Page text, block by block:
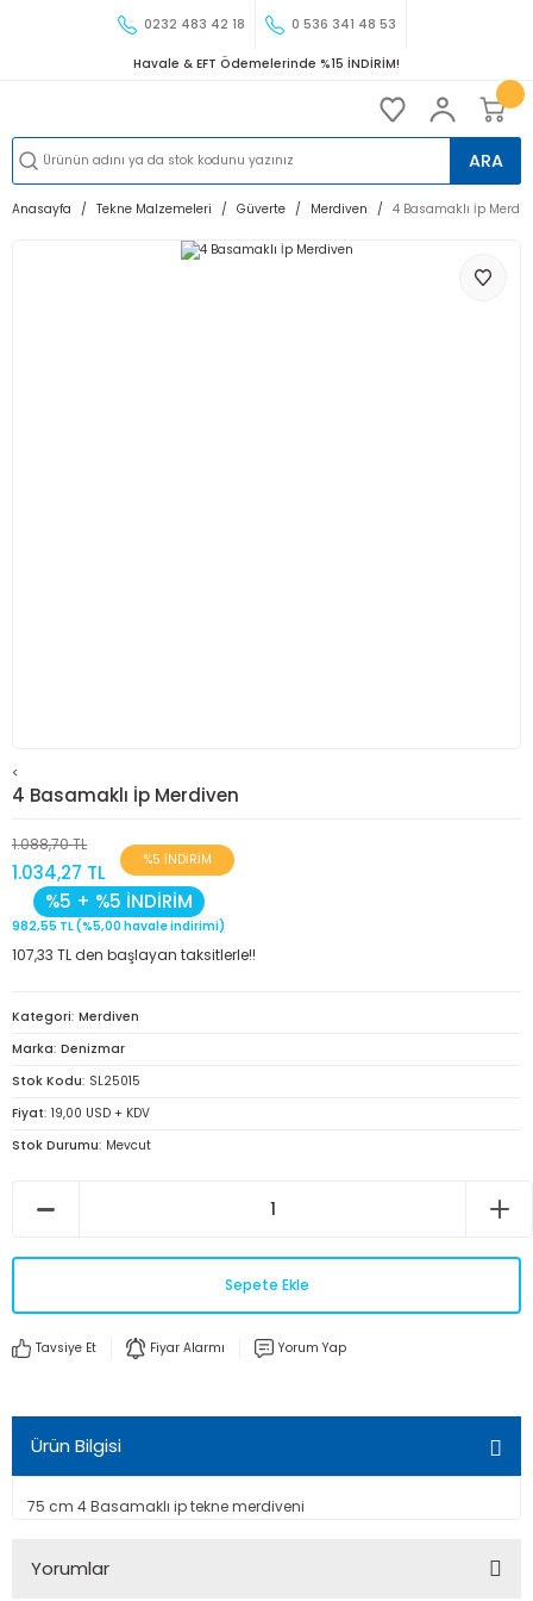
0232 483 42 18 0 536 341 48 53
Havale & EFT Ödemelerinde %15 İNDİRİM!
ARA
Anasayfa Tekne Malzemeleri Güverte Merdiven 4 Basamaklı İp
<
4 Basamaklı İp Merdiven
1.088,70 TL
1.034,27 TL
%5 İNDİRİM
%5 + %5 İNDİRİM
982,55 TL (%5,00 havale indirimi)
107,33 TL den başlayan taksitlerle!!
Kategori Merdiven
Marka Denizmar
Stok Kodu SL25015
Fiyat 19,00 USD + KDV
Stok Durumu Mevcut
Sepete Ekle
Tavsiye Et Fiyar Alarmı Yorum Yap
Ürün Bilgisi
75 cm 4 Basamaklı ip tekne merdiveni
Yorumlar